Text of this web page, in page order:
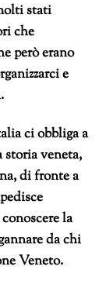
stati
che
però erano
e
ci obbliga a
veneta,
di fronte a
la
da chi
Veneto.